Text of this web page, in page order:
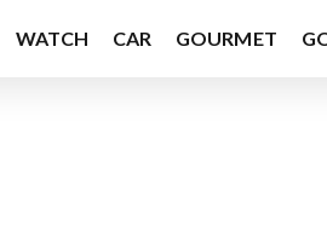
WATCH CAR GOURMET